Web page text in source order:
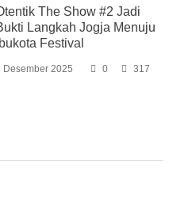
The Show #2 Jadi
Langkah Jogja Menuju
Ibukota Festival
Desember 2025 0 317